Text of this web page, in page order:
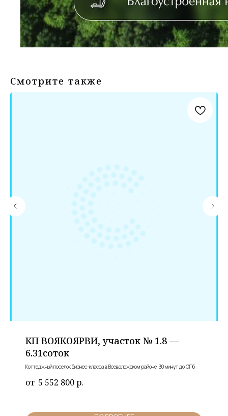
Смотрите также
КП ВОЯКОЯРВИ, участок № 1.8 —
6.31соток
Коттеджный поселок бизнес-класса в Всеволожском районе, 30 минут до СПб
5 552 800р.